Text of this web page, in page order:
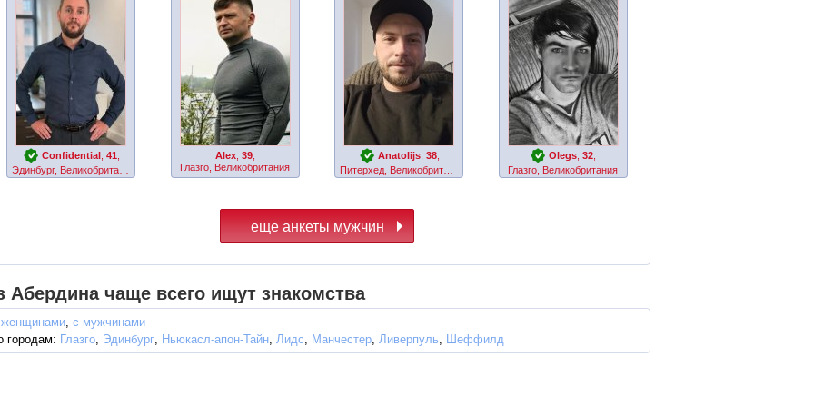
Confidential, 41 Alex, 39,
Глазго, Великобритания
Anatolijs, 38,
Olegs ,32
Глазго, Великобритания
Абердина чаще всего ищут знакомства
, с мужчинами
городам: Глазго, Эдинбург, Ньюкасл-апон-Тайн, Лидс, Манчестер, Ливерпуль, Шеффилд